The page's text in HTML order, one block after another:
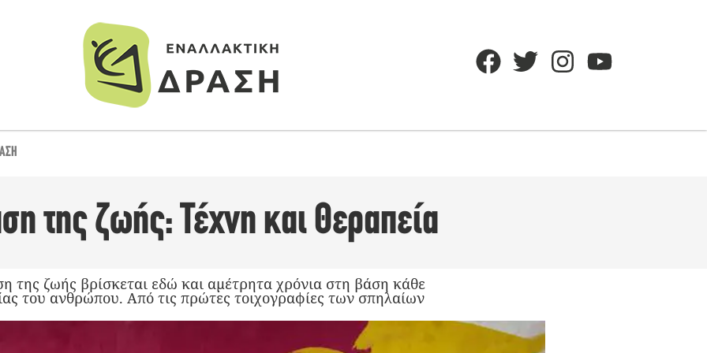
της ζωής: Τέχνη και Θεραπεία
της ζωής βρίσκεται εδώ και αμέτρητα χρόνια στη βάση κάθε
του ανθρώπου. Από τις πρώτες τοιχογραφίες των σπηλαίων